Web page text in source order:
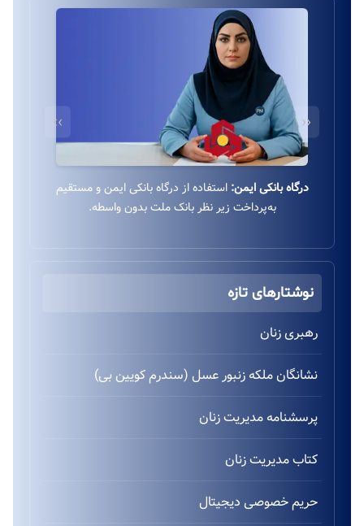
درگاه بانکی ایمن: استفاده از درگاه بانکی ایمن و مستقیم
به‌پرداخت زیر نظر بانک ملت بدون واسطه.
‹‹
››
نوشتارهای تازه
رهبری زنان
نشانگان ملکه زنبور عسل (سندرم کویین بی)
پرسشنامه مدیریت زنان
کتاب مدیریت زنان
حریم خصوصی دیجیتال